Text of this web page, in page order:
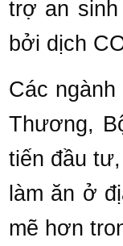
trợ an
bởi dịch
Các
Thương,
tiến đầu
làm ăn ở
mẽ hơn